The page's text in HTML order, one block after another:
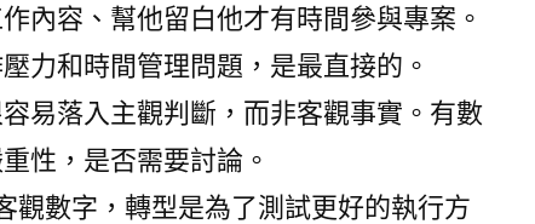
內容、幫他留白他才有時間參與專案。
力和時間管理問題，是最直接的。
易落入主觀判斷，而非客觀事實。有數
性，是否需要討論。
觀數字，轉型是為了測試更好的執行方